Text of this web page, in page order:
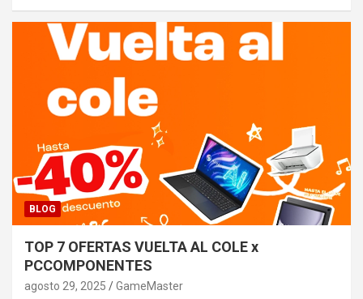
BLOG
TOP 7 OFERTAS VUELTA AL COLE x
PCCOMPONENTES
agosto 29, 2025 GameMaster